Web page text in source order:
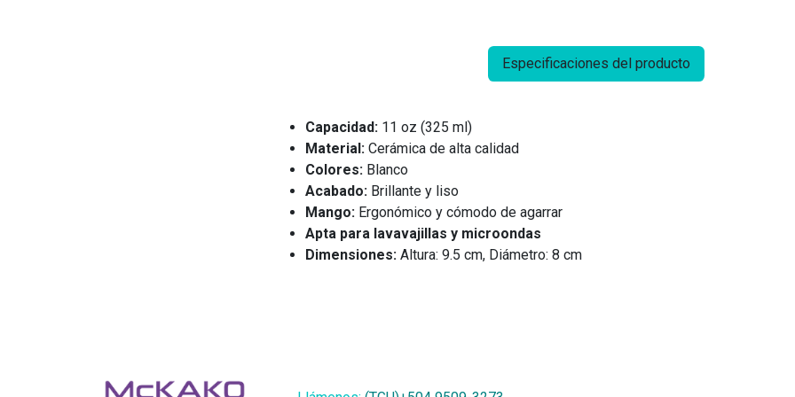
Especificaciones del producto
Capacidad: 11 oz (325 ml)
Material: Cerámica de alta calidad
Colores: Blanco
Acabado: Brillante y liso
Mango: Ergonómico y cómodo de agarrar
Apta para lavavajillas y microondas
Dimensiones: Altura: 9.5 cm, Diámetro: 8 cm